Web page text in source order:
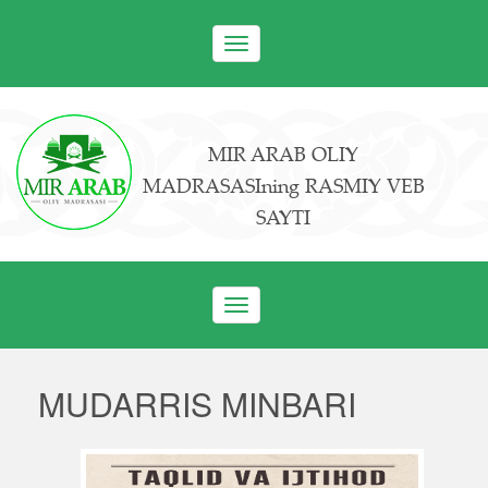
Toggle
navigation
MIR ARAB OLIY
MADRASASIning RASMIY VEB
SAYTI
Toggle
navigation
MUDARRIS MINBARI